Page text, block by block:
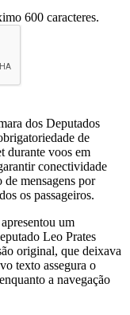
600 caracteres.
dos Deputados
de
durante voos em
conectividade
mensagens por
os passageiros.
um
Leo Prates
original, que deixava
texto assegura o
a navegação